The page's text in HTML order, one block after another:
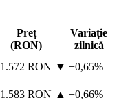
Preț
(RON)
Variație
zilnică
1.572 RON ▼ −0,65%
1.583 RON ▲ +0,66%